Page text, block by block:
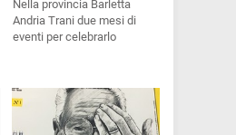
Nella provincia Barletta
Andria Trani due mesi di
eventi per celebrarlo